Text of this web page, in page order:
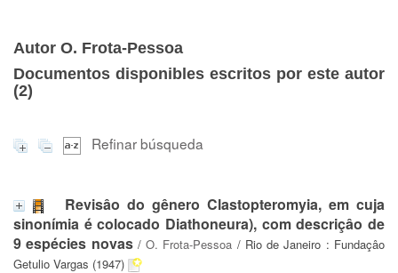
Autor O. Frota-Pessoa
Documentos disponibles escritos por este autor
(2)
Refinar búsqueda
Revisâo do gênero Clastopteromyia, em cuja
sinonímia é colocado Diathoneura), com descriçâo de
9 espécies novas/O. Frota-Pessoa / Rio de Janeiro : Fundaçâo
Getulio Vargas (1947)